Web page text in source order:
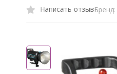
Написать отзывБренд: